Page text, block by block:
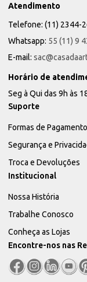
Atendimento
Telefone: (11) 2344-
Whatsapp: 55 (11) 9
E-mail:
Horário de
Seg à Qui das 9h às
Suporte
Formas de Pagamento
Segurança e
Troca e Devoluções
Institucional
Nossa História
Trabalhe Conosco
Conheça as Lojas
Encontre-nos nas